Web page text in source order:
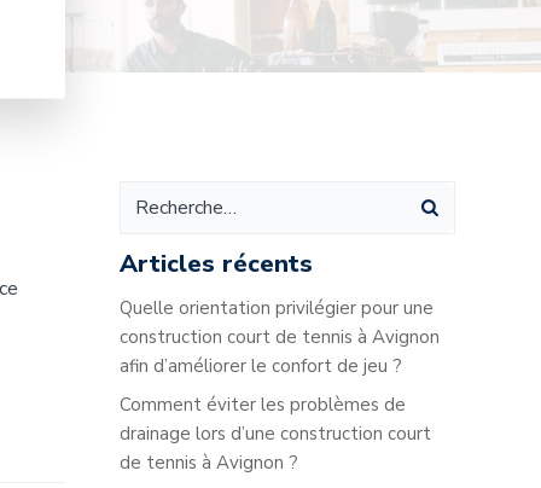
Articles récents
Quelle orientation privilégier pour une
construction court de tennis à Avignon
afin d’améliorer le confort de jeu ?
Comment éviter les problèmes de
drainage lors d’une construction court
de tennis à Avignon ?